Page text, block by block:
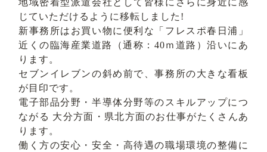
じていただけるように移転しました!
新事務所はお買い物に便利な「フレスポ春日浦」
近くの臨海産業道路（通称：40ｍ道路）沿いにあ
ります。
セブンイレブンの斜め前で、事務所の大きな看板
が目印です。
電子部品分野・半導体分野等のスキルアップにつ
ながる 大分方面・県北方面のお仕事がたくさんあ
ります。
働く方の安心・安全・高待遇の職場環境の整備に